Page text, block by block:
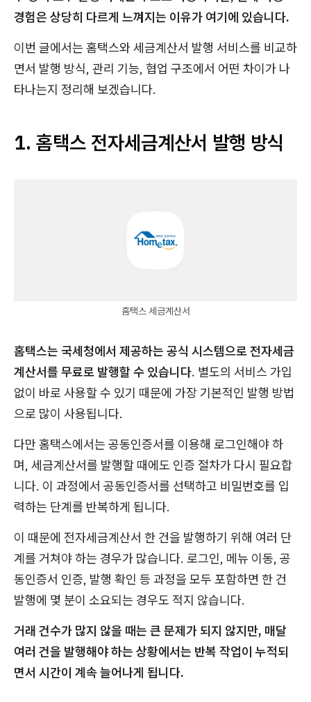
경험은 상당히 다르게 느껴지는 이유가 여기에 있습니다.
이번 글에서는 홈택스와 세금계산서 발행 서비스를 비교하
면서 발행 방식, 관리 기능, 협업 구조에서 어떤 차이가 나
타나는지 정리해 보겠습니다.
1. 홈택스 전자세금계산서 발행 방식
홈택스 세금계산서
홈택스는 국세청에서 제공하는 공식 시스템으로 전자세금
계산서를 무료로 발행할 수 있습니다. 별도의 서비스 가입
없이 바로 사용할 수 있기 때문에 가장 기본적인 발행 방법
으로 많이 사용됩니다.
다만 홈택스에서는 공동인증서를 이용해 로그인해야 하
며, 세금계산서를 발행할 때에도 인증 절차가 다시 필요합
니다. 이 과정에서 공동인증서를 선택하고 비밀번호를 입
력하는 단계를 반복하게 됩니다.
이 때문에 전자세금계산서 한 건을 발행하기 위해 여러 단
계를 거쳐야 하는 경우가 많습니다. 로그인, 메뉴 이동, 공
동인증서 인증, 발행 확인 등 과정을 모두 포함하면 한 건
발행에 몇 분이 소요되는 경우도 적지 않습니다.
거래 건수가 많지 않을 때는 큰 문제가 되지 않지만, 매달
여러 건을 발행해야 하는 상황에서는 반복 작업이 누적되
면서 시간이 계속 늘어나게 됩니다.